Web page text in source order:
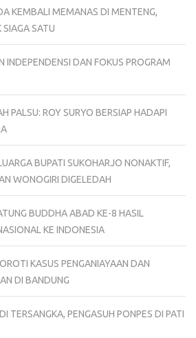
KEMBALI MEMANAS DI MENTENG,
SATU
INDEPENDENSI DAN FOKUS PROGRAM
PALSU: ROY SURYO BERSIAP HADAPI
BUPATI SUKOHARJO NONAKTIF,
WONOGIRI DIGELEDAH
BUDDHA ABAD KE-8 HASIL
KE INDONESIA
KASUS PENGANIAYAAN DAN
DI BANDUNG
TERSANGKA, PENGASUH PONPES DI PATI